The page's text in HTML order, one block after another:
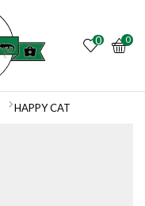
0 0
HAPPY CAT